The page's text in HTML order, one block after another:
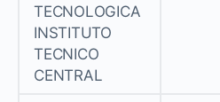
TECNOLOGICA
INSTITUTO
TECNICO
CENTRAL